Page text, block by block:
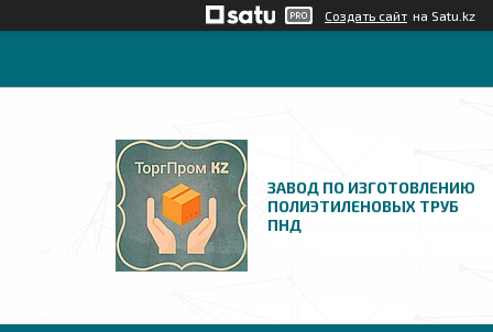
Создать сайт на Satu.kz
ЗАВОД ПО ИЗГОТОВЛЕНИЮ
ПОЛИЭТИЛЕНОВЫХ ТРУБ
ПНД